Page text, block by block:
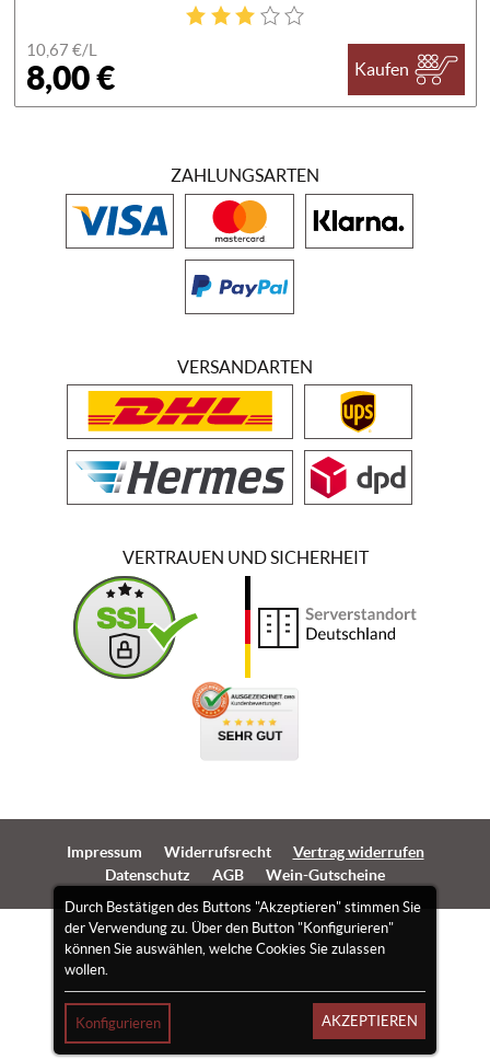
10,67 €/L
8,00 € Kaufen
Durch Bestätigen des Buttons "Akzeptieren" stimmen Sie
der Verwendung zu. Über den Button "Konfigurieren"
können Sie auswählen, welche Cookies Sie zulassen
wollen.
Konfigurieren AKZEPTIEREN
ZAHLUNGSARTEN
VERSANDARTEN
VERTRAUEN UND SICHERHEIT
Impressum Widerrufsrecht
Vertrag widerrufen
Datenschutz
AGB Wein-Gutscheine